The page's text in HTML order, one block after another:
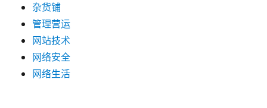
杂货铺
管理营运
网站技术
网络安全
网络生活